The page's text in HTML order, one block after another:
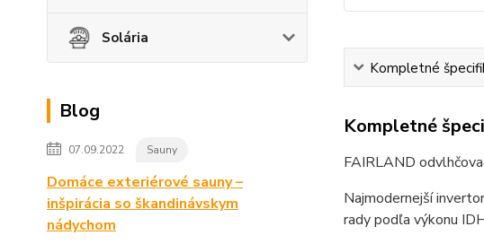
Solária
Blog
07.09.2022 Sauny
Domáce exteriérové sauny –
inšpirácia so škandinávskym
nádychom
Kompletné
Kompletné
FAIRLAND
Najmodernejší
rady podľa výkonu